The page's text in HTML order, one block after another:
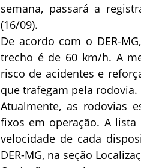
semana, passará a
(16/09).
De acordo com o DER-
trecho é de 60 km/h. A
risco de acidentes e
que trafegam pela rodovia.
Atualmente, as rodovias
fixos em operação. A
velocidade de cada
DER-MG, na seção